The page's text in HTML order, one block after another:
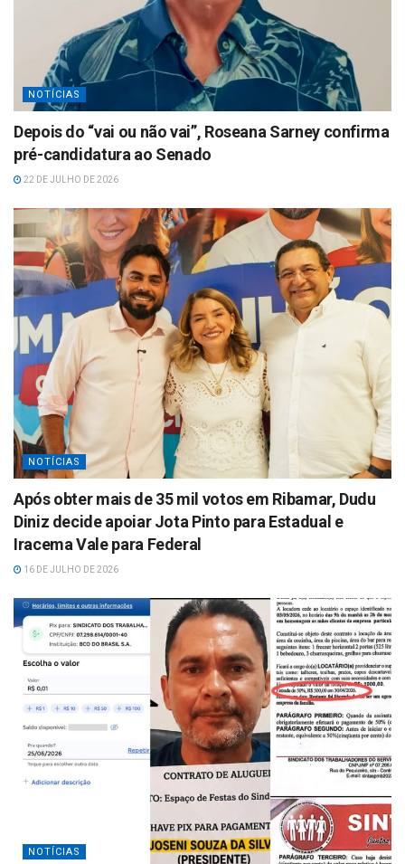
NOTÍCIAS
Depois do “vai ou não vai”, Roseana Sarney confirma
pré-candidatura ao Senado
22 DE JULHO DE 2026
NOTÍCIAS
Após obter mais de 35 mil votos em Ribamar, Dudu
Diniz decide apoiar Jota Pinto para Estadual e
Iracema Vale para Federal
16 DE JULHO DE 2026
NOTÍCIAS